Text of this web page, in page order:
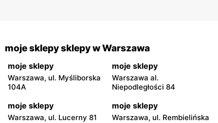
moje sklepy sklepy w Warszawa
moje sklepy
Warszawa, ul. Myśliborska
104A
moje sklepy
Warszawa al.
Niepodległości 84
moje sklepy
Warszawa, ul. Lucerny 81
moje sklepy
Warszawa, ul. Rembielińska